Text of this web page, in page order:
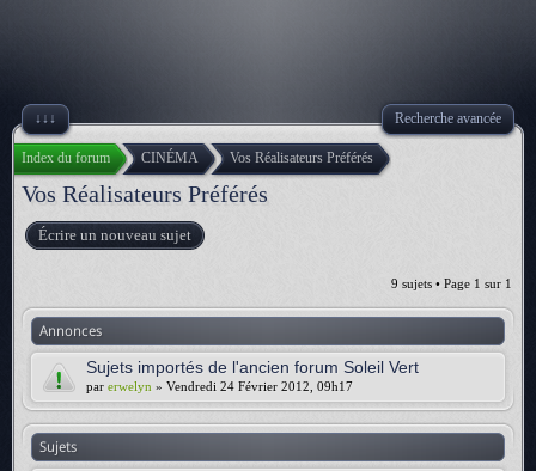
↓↓↓ Recherche avancée
Index du forum CINÉMA Vos Réalisateurs Préférés
Vos Réalisateurs Préférés
Écrire un nouveau sujet
9 sujets • Page 1 sur 1
Annonces
Sujets importés de l'ancien forum Soleil Vert
par erwelyn » Vendredi 24 Février 2012, 09h17
Sujets